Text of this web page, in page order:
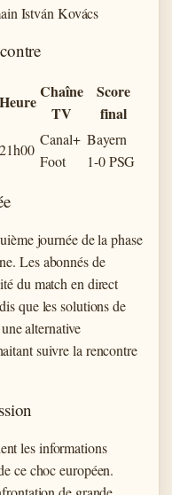
István Kovács
Heure
Chaîne
TV
Score
final
21h00
Canal+
Foot
Bayern
1-0 PSG
journée de la phase
Les abonnés de
du match en direct
que les solutions de
alternative
suivre la rencontre
les informations
ce choc européen.